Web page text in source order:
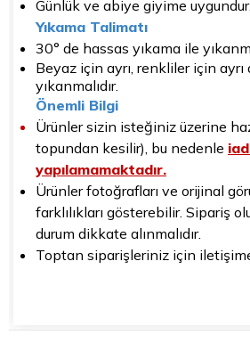
Günlük ve abiye giyime uygundur.
Yıkama Talimatı
30° de hassas yıkama ile
Beyaz için ayrı, renkliler için
yıkanmalıdır.
Önemli Bilgi
Ürünler sizin isteğiniz üzerine
topundan kesilir), bu nedenle
yapılamamaktadır.
Ürünler fotoğrafları ve orijinal
farklılıkları gösterebilir. Sipariş
durum dikkate alınmalıdır.
Toptan siparişleriniz için